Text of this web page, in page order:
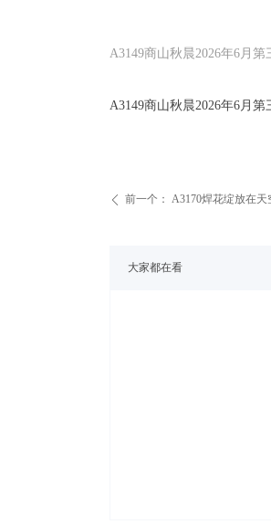
A3149商山秋晨2026年6月
大家都在看
ꄴ 前一个： A3170焊花绽放在天
A3149商山秋晨2026年6月